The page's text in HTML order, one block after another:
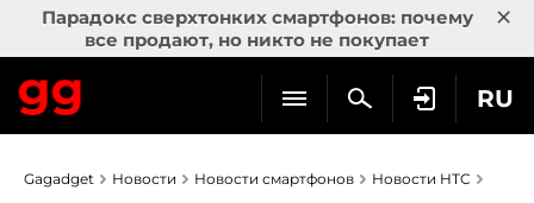
Парадокс сверхтонких смартфонов: почему
все продают, но никто не покупает
×
RU
Gagadget Новости Новости смартфонов Новости HTC